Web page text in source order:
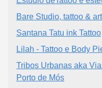
Bare Studio, tattoo &
Santana Tatu ink Tattoo
Lilah - Tattoo e Body
Tribos Urbanas aka
Porto de Mós